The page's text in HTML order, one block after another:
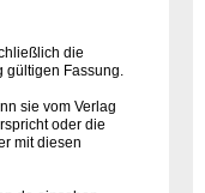
die
gültigen Fassung.
sie vom Verlag
oder die
mit diesen